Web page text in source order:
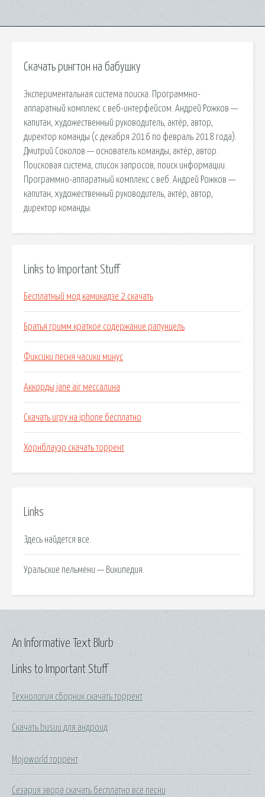
Скачать рингтон на бабушку
Экспериментальная система поиска. Программно-
аппаратный комплекс с веб-интерфейсом. Андрей Рожков —
капитан, художественный руководитель, актёр, автор,
директор команды (с декабря 2016 по февраль 2018 года).
Дмитрий Соколов — основатель команды, актёр, автор.
Поисковая сиcтема, список запросов, поиск информации.
Программно-аппаратный комплекс с веб. Андрей Рожков —
капитан, художественный руководитель, актёр, автор,
директор команды.
Links to Important Stuff
Бесплатный мод камикадзе 2 скачать
Братья гримм краткое содержание рапунцель
Фиксики песня часики минус
Аккорды jane air мессалина
Скачать игру на iphone бесплатно
Хорнблауэр скачать торрент
Links
Здесь найдется все.
Уральские пельмени — Википедия.
Links to Important Stuff
Технология сборник скачать торрент
Скачать busuu для андроид
Mojoworld торрент
Сезария эвора скачать бесплатно все песни
An Informative Text Blurb